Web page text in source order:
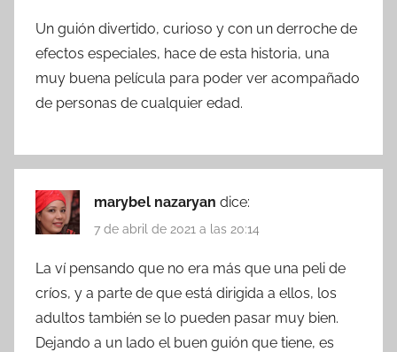
Un guión divertido, curioso y con un derroche de
efectos especiales, hace de esta historia, una
muy buena película para poder ver acompañado
de personas de cualquier edad.
marybel nazaryan dice:
7 de abril de 2021 a las 20:14
La ví pensando que no era más que una peli de
críos, y a parte de que está dirigida a ellos, los
adultos también se lo pueden pasar muy bien.
Dejando a un lado el buen guión que tiene, es